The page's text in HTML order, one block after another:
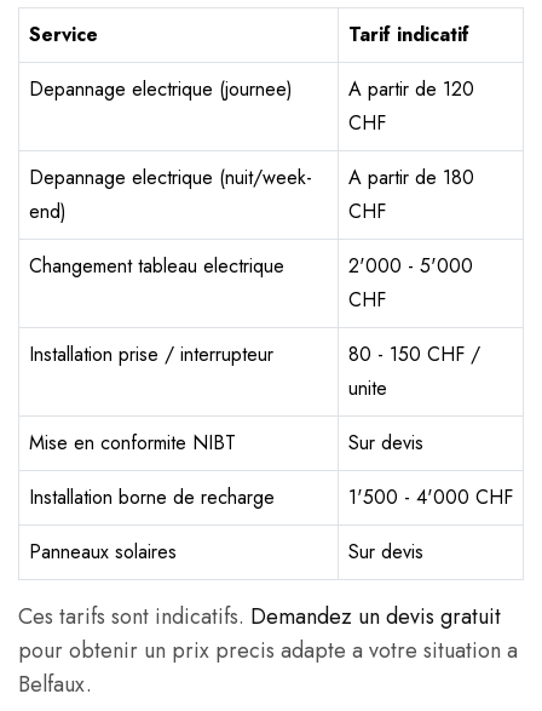
Service
Tarif indicatif
Depannage electrique (journee)
A partir de 120
CHF
Depannage electrique (nuit/week-
end)
A partir de 180
CHF
Changement tableau electrique
2'000 - 5'000
CHF
Installation prise / interrupteur
80 - 150 CHF /
unite
Mise en conformite NIBT
Sur devis
Installation borne de recharge
1'500 - 4'000 CHF
Panneaux solaires
Sur devis
Ces tarifs sont indicatifs. Demandez un devis gratuit
pour obtenir un prix precis adapte a votre situation a
Belfaux.